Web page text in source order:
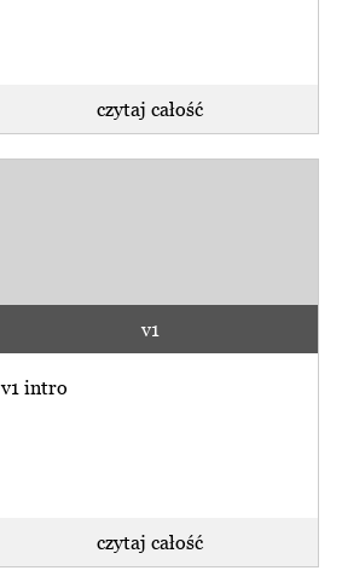
czytaj całość
v1
v1 intro
czytaj całość